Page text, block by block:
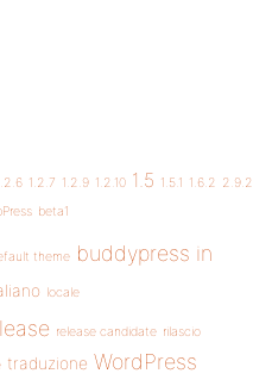
1.2.7 1.2.9 1.2.10 1.5 1.5.1 1.6.2 2.9.2
beta1
theme buddypress in
locale
release candidate rilascio
traduzione WordPress